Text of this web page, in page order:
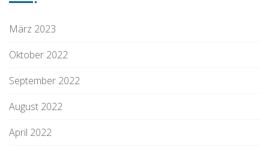
März 2023
Oktober 2022
September 2022
August 2022
April 2022